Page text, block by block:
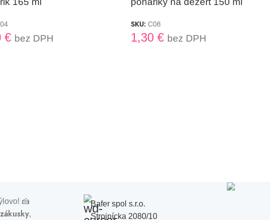
€ bez DPH
SKU: C08
1,30 € bez DPH
🍰
,
Bafer spol s.r.o.
Strojnícka 2080/10